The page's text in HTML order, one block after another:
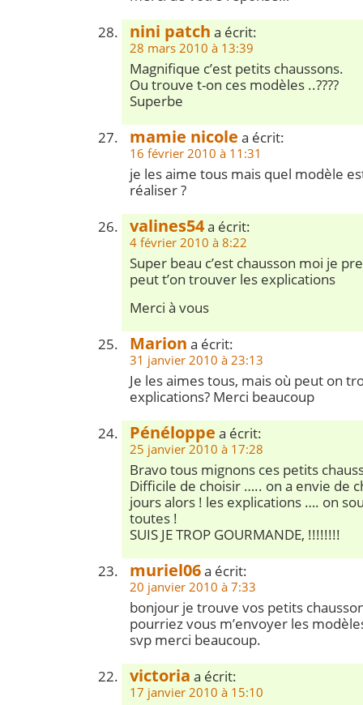
nini patch a écrit:
28 mars 2010 à 13:39
Magnifique c’est petits chaussons.
Ou trouve t-on ces modèles ..????
Superbe
mamie nicole a écrit:
16 février 2010 à 11:31
je les aime tous mais quel modèle
réaliser ?
valines54a écrit:
4 février 2010 à 8:22
Super beau c’est chausson moi je
peut t’on trouver les explications
Merci à vous
Marion a écrit:
31 janvier 2010 à 23:13
Je les aimes tous, mais où peut on
explications? Merci beaucoup
Pénéloppe a écrit:
25 janvier 2010 à 17:28
Bravo tous mignons ces petits
Difficile de choisir ….. on a envie de
jours alors ! les explications …. on
toutes !
SUIS JE TROP GOURMANDE, !!!!!!!!
muriel06a écrit:
20 janvier 2010 à 7:33
bonjour je trouve vos petits
pourriez vous m’envoyer les
svp merci beaucoup.
victoria a écrit:
17 janvier 2010 à 15:10